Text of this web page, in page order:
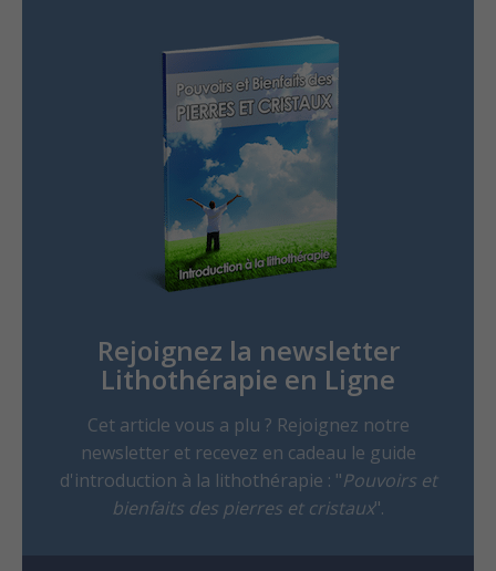
Rejoignez la newsletter
Lithothérapie en Ligne
Cet article vous a plu ? Rejoignez notre
newsletter et recevez en cadeau le guide
d'introduction à la lithothérapie : "Pouvoirs et
bienfaits des pierres et cristaux".